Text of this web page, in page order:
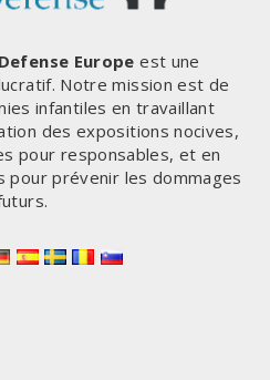
Europe est une
Notre mission est de
infantiles en travaillant
des expositions nocives,
pour responsables, et en
pour prévenir les dommages